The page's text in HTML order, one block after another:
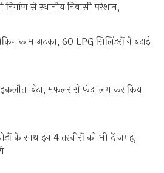
से स्थानीय निवासी परेशान,
काम अटका, 60 LPG सिलिंडरों ने बढ़ाई
इकलौता बेटा, मफलर से फंदा लगाकर किया
के साथ इन 4 तस्वीरों को भी दें जगह,